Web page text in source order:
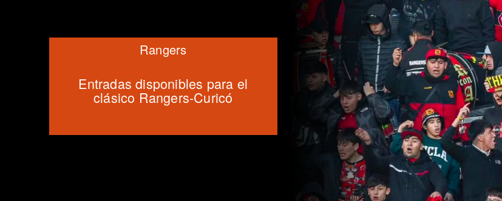
Entradas disponibles para el
clásico Rangers-Curicó
Rangers